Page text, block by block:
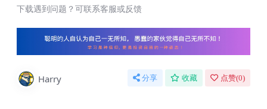
下载遇到问题？可联系客服或反馈
Harry 分享 收藏 点赞(0)